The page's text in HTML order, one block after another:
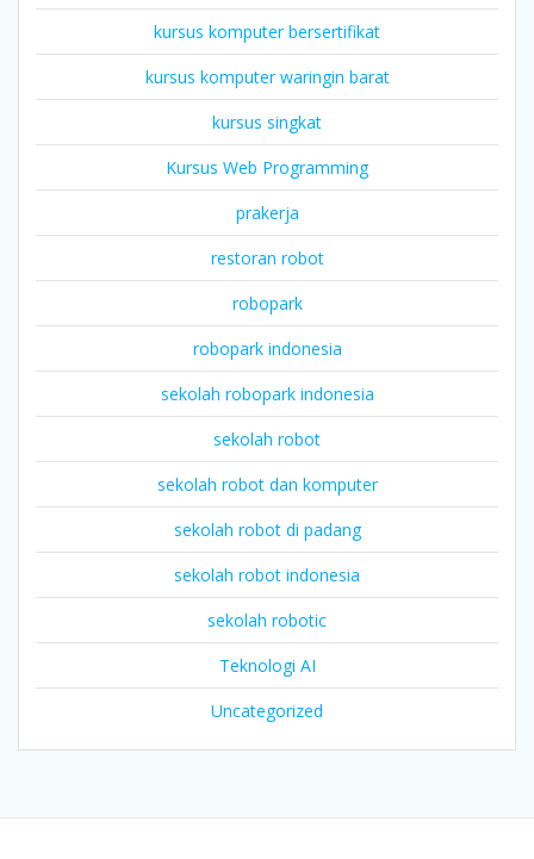
kursus komputer bersertifikat
kursus komputer waringin barat
kursus singkat
Kursus Web Programming
prakerja
restoran robot
robopark
robopark indonesia
sekolah robopark indonesia
sekolah robot
sekolah robot dan komputer
sekolah robot di padang
sekolah robot indonesia
sekolah robotic
Teknologi AI
Uncategorized